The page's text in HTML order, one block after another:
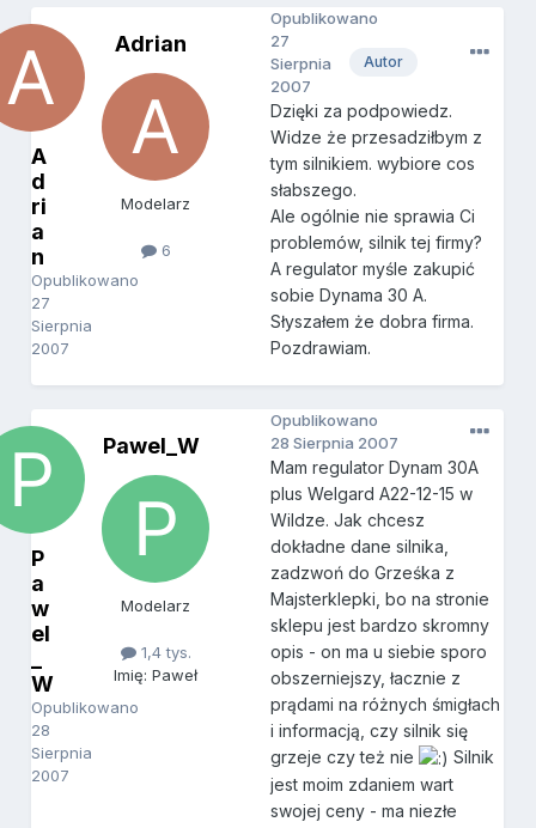
A
d
ri
a
n
Opublikowano
27
Sierpnia
2007
Adrian
Modelarz
6
Autor
Opublikowano
27
Sierpnia
2007
Dzięki za podpowiedz.
Widze że przesadziłbym z
tym silnikiem. wybiore cos
słabszego.
Ale ogólnie nie sprawia Ci
problemów, silnik tej firmy?
A regulator myśle zakupić
sobie Dynama 30 A.
Słyszałem że dobra firma.
Pozdrawiam.
P
a
w
el
W
Opublikowano
28
Sierpnia
2007
Pawel_W
Modelarz
1,4 tys.
Imię: Paweł
Opublikowano
28 Sierpnia 2007
Mam regulator Dynam 30A
plus Welgard A22-12-15 w
Wildze. Jak chcesz
dokładne dane silnika,
zadzwoń do Grześka z
Majsterklepki, bo na stronie
sklepu jest bardzo skromny
opis - on ma u siebie sporo
obszerniejszy, łacznie z
prądami na różnych śmigłach
i informacją, czy silnik się
grzeje czy też nie
Silnik
jest moim zdaniem wart
swojej ceny - ma niezłe